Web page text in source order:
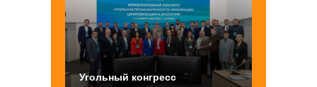
Угольный конгресс